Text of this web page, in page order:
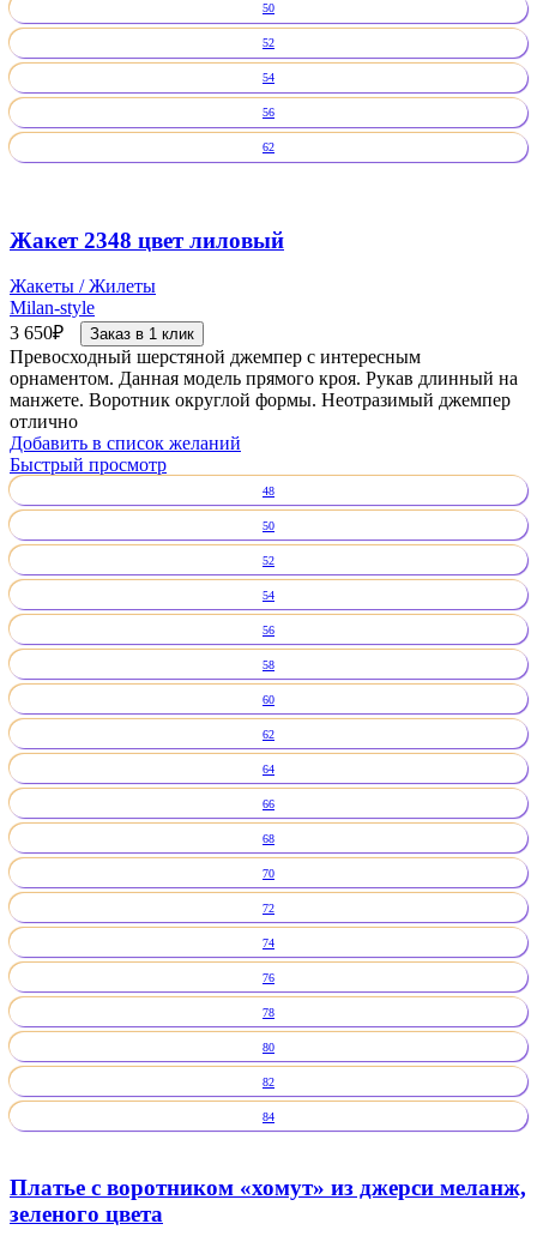
50
52
54
56
62
Жакет 2348 цвет лиловый
Жакеты / Жилеты
Milan-style
3 650₽ Заказ в 1 клик
Превосходный шерстяной джемпер с интересным
орнаментом. Данная модель прямого кроя. Рукав длинный на
манжете. Воротник округлой формы. Неотразимый джемпер
отлично
Добавить в список желаний
Быстрый просмотр
48
50
52
54
56
58
60
62
64
66
68
70
72
74
76
78
80
82
84
Платье с воротником «хомут» из джерси меланж,
зеленого цвета